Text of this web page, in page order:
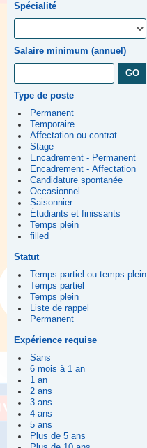
Spécialité
Salaire minimum (annuel)
Type de poste
Permanent
Temporaire
Affectation ou contrat
Stage
Encadrement - Permanent
Encadrement - Affectation
Candidature spontanée
Occasionnel
Saisonnier
Étudiants et finissants
Temps plein
filled
Statut
Temps partiel ou temps plein
Temps partiel
Temps plein
Liste de rappel
Permanent
Expérience requise
Sans
6 mois à 1 an
1 an
2 ans
3 ans
4 ans
5 ans
Plus de 5 ans